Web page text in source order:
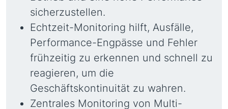
sicherzustellen.
Echtzeit-Monitoring hilft, Ausfälle,
Performance-Engpässe und Fehler
frühzeitig zu erkennen und schnell zu
reagieren, um die
Geschäftskontinuität zu wahren.
Zentrales Monitoring von Multi-